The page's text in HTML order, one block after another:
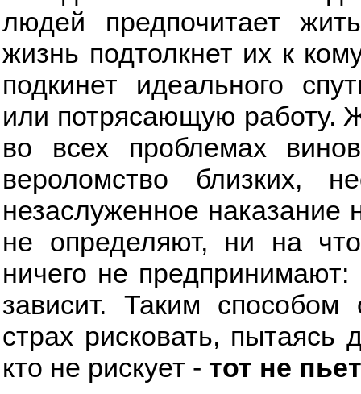
людей предпочитает
жизнь подтолкнет их к
подкинет идеального
или потрясающую работу.
во всех проблемах
вероломство близких,
незаслуженное наказание
не определяют, ни на
ничего не
зависит. Таким
страх рисковать, пытаясь
кто не рискует - тот не